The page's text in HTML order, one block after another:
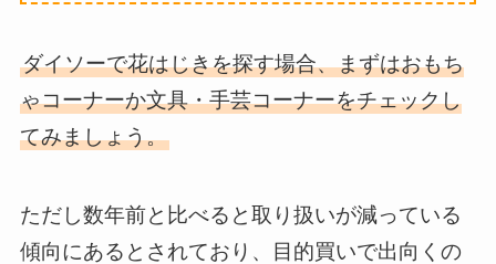
ダイソーで花はじきを探す場合、まずはおもち
ゃコーナーか文具・手芸コーナーをチェックし
てみましょう。
ただし数年前と比べると取り扱いが減っている
傾向にあるとされており、目的買いで出向くの